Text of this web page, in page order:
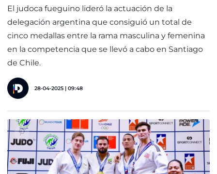
El judoca fueguino lideró la actuación de la
delegación argentina que consiguió un total de
cinco medallas entre la rama masculina y femenina
en la competencia que se llevó a cabo en Santiago
de Chile.
28-04-2025 | 09:48